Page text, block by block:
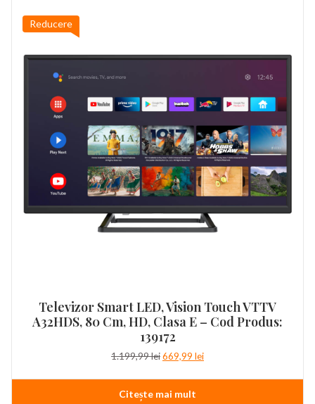
Reducere
Televizor Smart LED, Vision Touch VTTV
A32HDS, 80 Cm, HD, Clasa E – Cod Produs:
139172
1.199,99leiPrețul
a
fost:
669,99 leiPrețul
este:
Citește mai mult